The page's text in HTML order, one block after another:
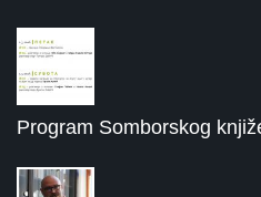
Program Somborskog